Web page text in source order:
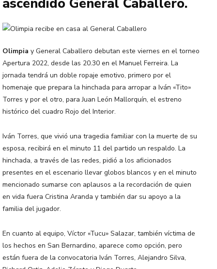
ascendido General Caballero.
Olimpia y General Caballero debutan este viernes en el torneo
Apertura 2022, desde las 20.30 en el Manuel Ferreira. La
jornada tendrá un doble ropaje emotivo, primero por el
homenaje que prepara la hinchada para arropar a Iván «Tito»
Torres y por el otro, para Juan León Mallorquín, el estreno
histórico del cuadro Rojo del Interior.
Iván Torres, que vivió una tragedia familiar con la muerte de su
esposa, recibirá en el minuto 11 del partido un respaldo. La
hinchada, a través de las redes, pidió a los aficionados
presentes en el escenario llevar globos blancos y en el minuto
mencionado sumarse con aplausos a la recordación de quien
en vida fuera Cristina Aranda y también dar su apoyo a la
familia del jugador.
En cuanto al equipo, Víctor «Tucu» Salazar, también víctima de
los hechos en San Bernardino, aparece como opción, pero
están fuera de la convocatoria Iván Torres, Alejandro Silva,